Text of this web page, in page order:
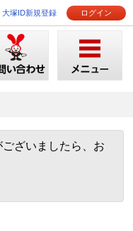
大塚ID新規登録 ログイン
ざいましたら、お